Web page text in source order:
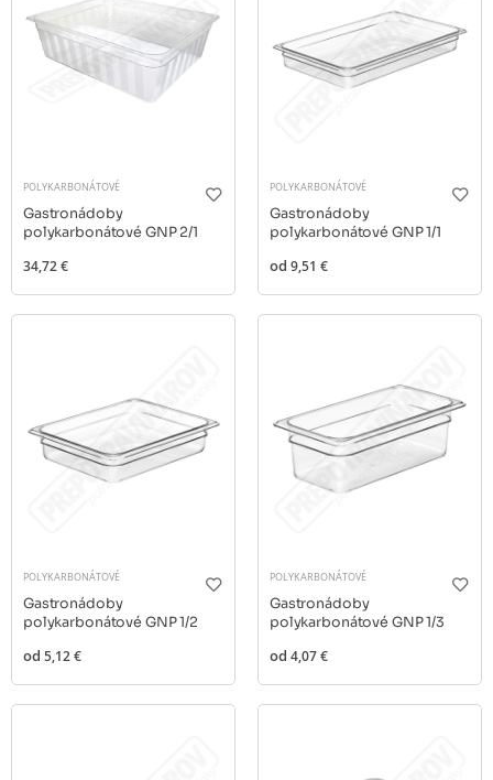
POLYKARBONÁTOVÉ
Gastronádoby
polykarbonátové GNP 2/1
34,72 €
POLYKARBONÁTOVÉ
Gastronádoby
polykarbonátové GNP 1/1
od 9,51 €
POLYKARBONÁTOVÉ
Gastronádoby
polykarbonátové GNP 1/2
od 5,12 €
POLYKARBONÁTOVÉ
Gastronádoby
polykarbonátové GNP 1/3
od 4,07 €